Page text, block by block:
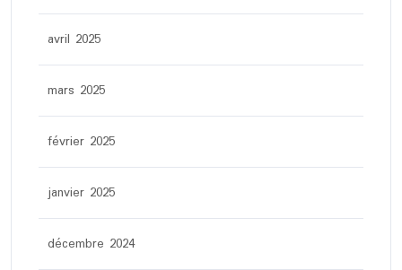
avril 2025
mars 2025
février 2025
janvier 2025
décembre 2024